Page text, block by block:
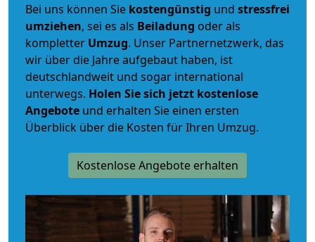
Bei uns können Sie kostengünstig und stressfrei
umziehen, sei es als Beiladung oder als
kompletter Umzug. Unser Partnernetzwerk, das
wir über die Jahre aufgebaut haben, ist
deutschlandweit und sogar international
unterwegs. Holen Sie sich jetzt kostenlose
Angebote und erhalten Sie einen ersten
Überblick über die Kosten für Ihren Umzug.
Kostenlose Angebote erhalten